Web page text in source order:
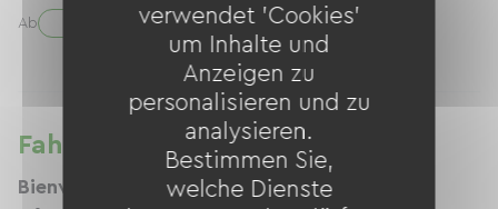
Ab 35.00 € / Tag
Fahrradverleih in AVELO
Bienvenue !
verwendet 'Cookies'
um Inhalte und
Anzeigen zu
personalisieren und zu
analysieren.
Bestimmen Sie,
welche Dienste